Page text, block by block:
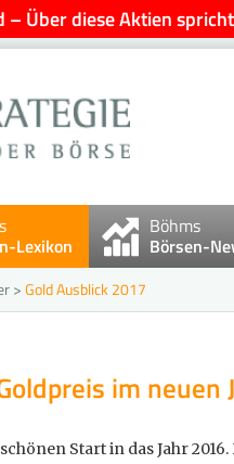
– Über diese Aktien
Lexikon
Böhms
Börsen-
>Gold Ausblick 2017
im neuen
Start in das Jahr 2016.